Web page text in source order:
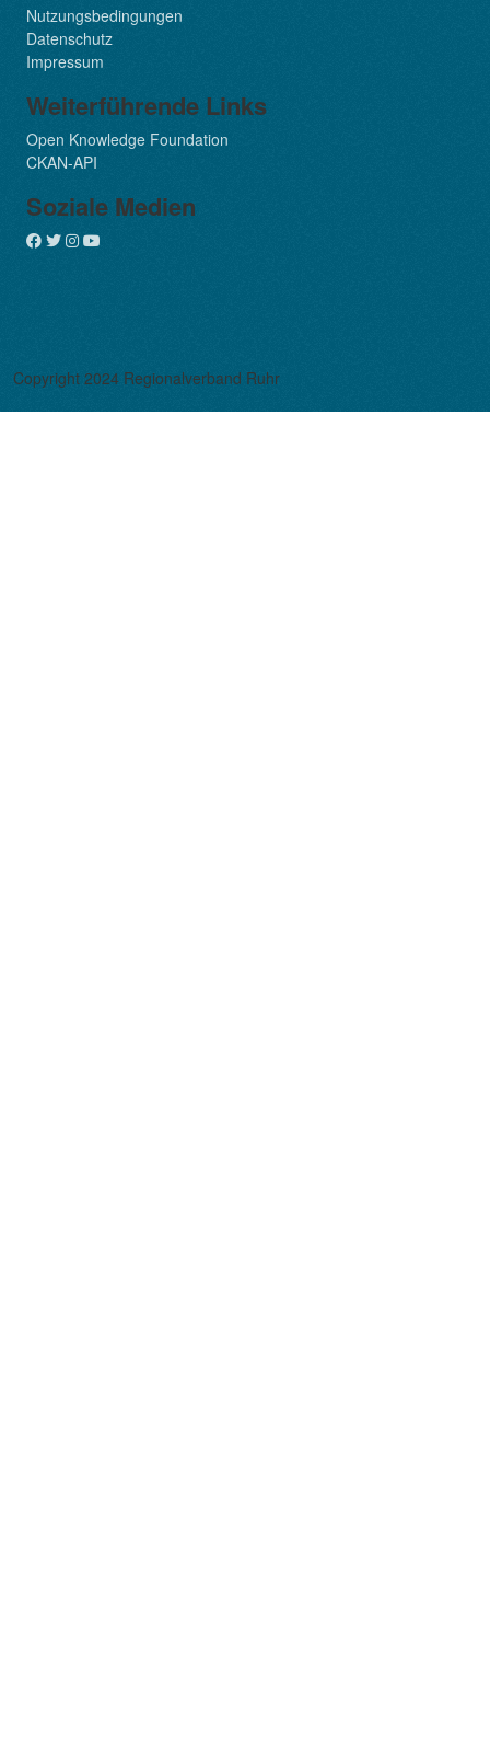
Nutzungsbedingungen
Datenschutz
Impressum
Weiterführende Links
Open Knowledge Foundation
CKAN-API
Soziale Medien
Copyright 2024 Regionalverband Ruhr